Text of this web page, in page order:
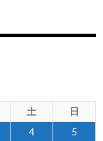
土
日
4
5